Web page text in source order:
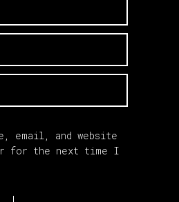
email, and website
for the next time I